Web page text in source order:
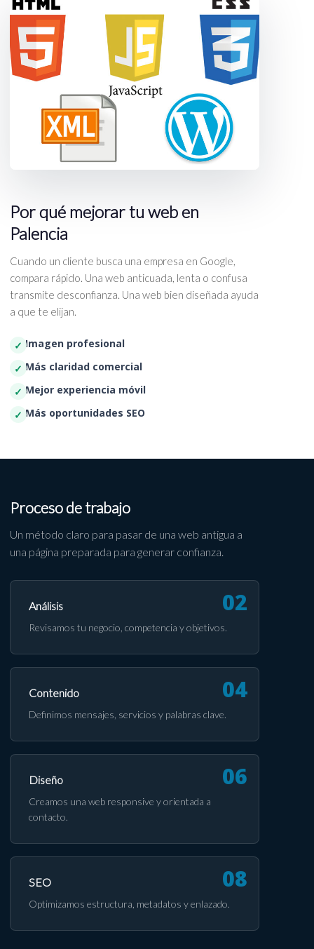
Por qué mejorar tu web en
Palencia
Cuando un cliente busca una empresa en Google,
compara rápido. Una web anticuada, lenta o confusa
transmite desconfianza. Una web bien diseñada ayuda
a que te elijan.
Imagen profesional
Más claridad comercial
Mejor experiencia móvil
Más oportunidades SEO
Proceso de trabajo
Un método claro para pasar de una web antigua a
una página preparada para generar confianza.
Análisis
Revisamos tu negocio, competencia y objetivos.
Contenido
Definimos mensajes, servicios y palabras clave.
Diseño
Creamos una web responsive y orientada a
contacto.
SEO
Optimizamos estructura, metadatos y enlazado.